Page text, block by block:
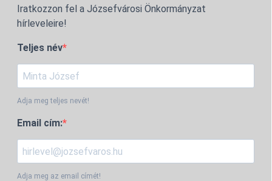
Iratkozzon fel a Józsefvárosi Önkormányzat
hírleveleire!
Teljes név
Adja meg teljes nevét!
Email cím:
Adja meg az email címét!